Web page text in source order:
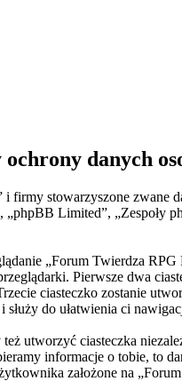
danych
stowarzyszone
Limited”,
„Forum Twierdza
Pierwsze dwa
ciasteczko zostanie
służy do ułatwienia ci
utworzyć ciasteczka
informacje o tobie, to
założone na